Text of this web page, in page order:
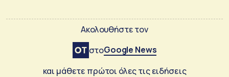
Ακολουθήστε τον
στοGoogle News
και μάθετε πρώτοι όλες τις ειδήσεις